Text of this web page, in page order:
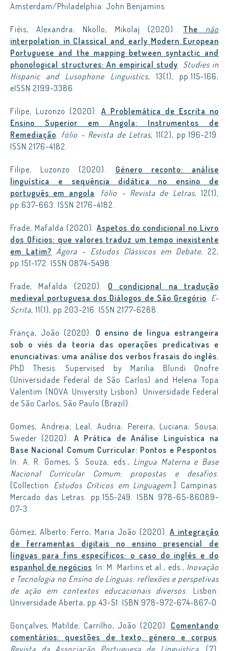
Amsterdam/Philadelphia: John Benjamins.
Fiéis, Alexandra; Nkollo, Mikolaj (2020). The não
interpolation in Classical and early Modern European
Portuguese and the mapping between syntactic and
phonological structures: An empirical study. Studies in
Hispanic and Lusophone Linguistics, 13(1), pp.115-166,
eISSN 2199-3386.
Filipe, Luzonzo (2020). A Problemática de Escrita no
Ensino Superior em Angola: Instrumentos de
Remediação. fólio – Revista de Letras, 11(2), pp.196-219.
ISSN 2176-4182.
Filipe, Luzonzo (2020). Género reconto: análise
linguística e sequência didática no ensino de
português em angola. fólio – Revista de Letras, 12(1),
pp.637-663. ISSN 2176-4182.
Frade, Mafalda (2020).Aspetos do condicional no Livro
dos Oficios: que valores traduz um tempo inexistente
em Latim? Ágora – Estudos Clássicos em Debate, 22,
pp.151-172. ISSN 0874-5498.
Frade, Mafalda (2020). O condicional na tradução
medieval portuguesa dos Diálogos de São Gregório. E-
Scrita, 11(1), pp.203-216. ISSN 2177-6288.
França, João (2020). O ensino de língua estrangeira
sob o viés da teoria das operações predicativas e
enunciativas: uma análise dos verbos frasais do inglês.
PhD Thesis. Supervised by Marilia Blundi Onofre
(Universidade Federal de São Carlos) and Helena Topa
Valentim (NOVA University Lisbon). Universidade Federal
de São Carlos, São Paulo (Brazil).
Gomes, Andreia; Leal, Audria; Pereira, Luciana; Sousa,
Sweder (2020). A Prática de Análise Linguística na
Base Nacional Comum Curricular: Pontos e Pespontos.
In: A. R. Gomes, S. Souza, eds., Língua Materna e Base
Nacional Curricular Comum: propostas e desafios.
[Collection Estudos Críticos em Linguagem.] Campinas:
Mercado das Letras. pp.155-249. ISBN 978-65-86089-
07-3.
Gómez, Alberto; Ferro, Maria João (2020).A integração
de ferramentas digitais no ensino presencial de
línguas para fins específicos: o caso do inglês e do
espanhol de negócios. In: M. Martins et al., eds., Inovação
e Tecnologia no Ensino de Línguas: reflexões e perspetivas
de ação em contextos educacionais diversos. Lisbon:
Universidade Aberta, pp.43-51. ISBN 978-972-674-867-0.
Gonçalves, Matilde; Carrilho, João (2020). Comentando
comentários: questões de texto, género e corpus.
Revista da Associação Portuguesa de Linguística, (7),